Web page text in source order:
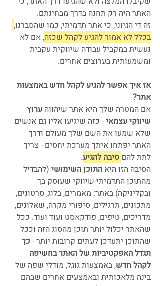
האתר היה רק תחנה בדרך מבחינתם.
זה די הגיוני, כי אתר תדמיתי, כמו שהסברנו,
בכלל לא אמור להגיע לקהל שכזה, אם לא
נעשית במקביל עבודה שיווקית עקבית
ומשמעותית בערוצים אחרים.
אז איך אפשר להגיע לקהל חדש באמצעות
אתר?
אם המטרה שלך היא אתר שיהווה ערוץ
שיווקי עצמאי - כזה שיגיעו אליו גם אנשים
שלא שמעו את השם שלך מעולם ודרך
האתר יפתחו איתך מערכת יחסים - צריך
לתת להם סיבה להגיע.
הסיבה הזו היא התוכן השימושי (להבדיל
מהתוכן התדמיתי-שיווקי שעוסק בך
ובקליניקה) באתר: מאמרים, בלוג, סרטונים,
מתכונים, תרגילים, סיפורי מקרה, שאלונים,
מדריכים, טיפים, פודקאסט ועוד ועוד. ככל
שהאתר יכלול יותר תוכן מהסוג הזה וככל
שהתוכן יתעדכן לעתים קרובות יותר - כך
תגדל האפקטיביות של האתר בחשיפה
לקהל חדש, באמצעות גוגל, מודלי שפה של
בינה מלאכותית ובאמצעים אחרים שבהם